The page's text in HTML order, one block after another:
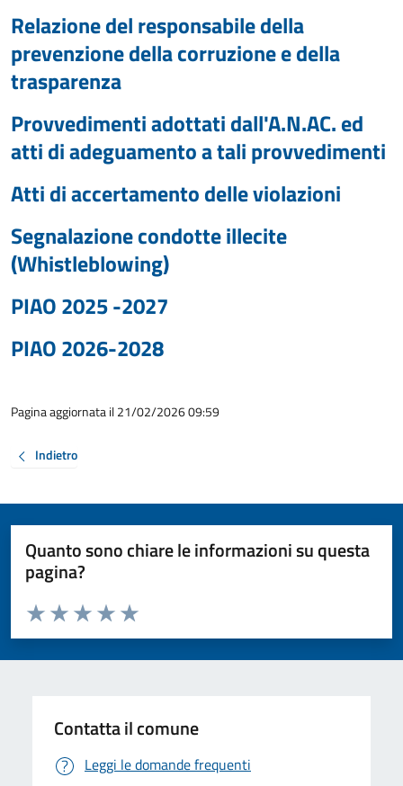
Relazione del responsabile della
prevenzione della corruzione e della
trasparenza
Provvedimenti adottati dall'A.N.AC. ed
atti di adeguamento a tali provvedimenti
Atti di accertamento delle violazioni
Segnalazione condotte illecite
(Whistleblowing)
PIAO 2025 -2027
PIAO 2026-2028
Pagina aggiornata il 21/02/2026 09:59
Indietro
Quanto sono chiare le informazioni su questa
pagina?
Valuta da 1 a 5 stelle la pagina
Valuta 5 stelle su 5
Valuta 4 stelle su 5
Valuta 3 stelle su 5
Valuta 2 stelle su 5
Valuta 1 stelle su 5
Contatta il comune
Leggi le domande frequenti